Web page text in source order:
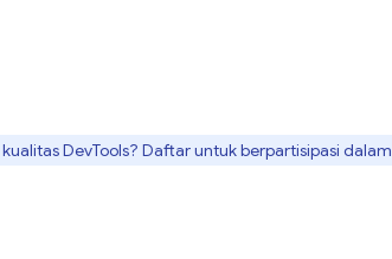
DevTools? Daftar untuk berpartisipasi dalam